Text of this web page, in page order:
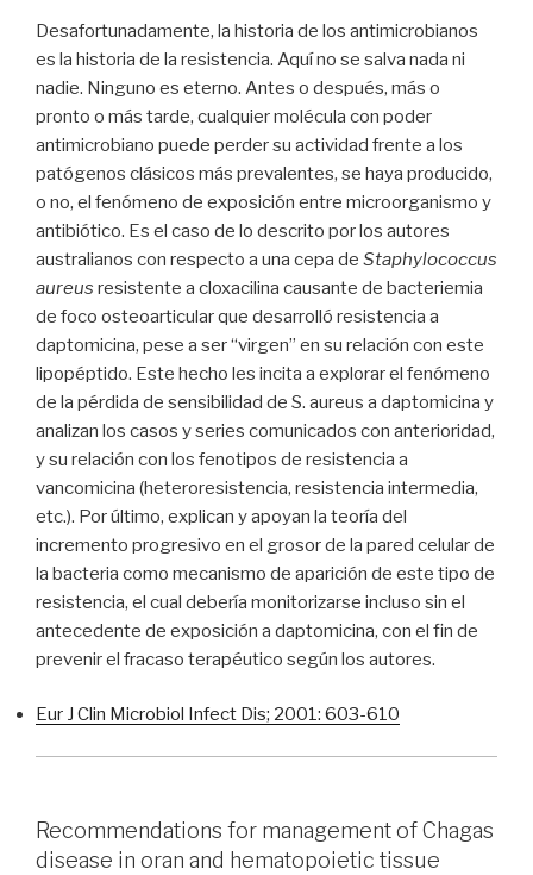
Desafortunadamente, la historia de los antimicrobianos
es la historia de la resistencia. Aquí no se salva nada ni
nadie. Ninguno es eterno. Antes o después, más o
pronto o más tarde, cualquier molécula con poder
antimicrobiano puede perder su actividad frente a los
patógenos clásicos más prevalentes, se haya producido,
o no, el fenómeno de exposición entre microorganismo y
antibiótico. Es el caso de lo descrito por los autores
australianos con respecto a una cepa de Staphylococcus
aureus resistente a cloxacilina causante de bacteriemia
de foco osteoarticular que desarrolló resistencia a
daptomicina, pese a ser “virgen” en su relación con este
lipopéptido. Este hecho les incita a explorar el fenómeno
de la pérdida de sensibilidad de S. aureus a daptomicina y
analizan los casos y series comunicados con anterioridad,
y su relación con los fenotipos de resistencia a
vancomicina (heteroresistencia, resistencia intermedia,
etc.). Por último, explican y apoyan la teoría del
incremento progresivo en el grosor de la pared celular de
la bacteria como mecanismo de aparición de este tipo de
resistencia, el cual debería monitorizarse incluso sin el
antecedente de exposición a daptomicina, con el fin de
prevenir el fracaso terapéutico según los autores.
Eur J Clin Microbiol Infect Dis; 2001: 603-610
Recommendations for management of Chagas
disease in oran and hematopoietic tissue